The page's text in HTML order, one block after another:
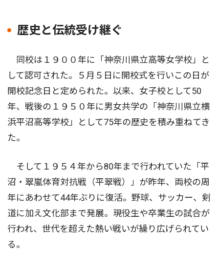
歴史と伝統受け継ぐ
同校は１９００年に「神奈川県立高等女学校」と
して認可された。５月５日に開校式を行いこの日が
開校記念日と定められた。以来、女子校として50
年、戦後の１９５０年に男女共学の「神奈川県立横
浜平沼高等学校」として75年の歴史を積み重ねてき
た。
そして１９５４年から80年まで行われていた「平
沼・翠嵐体育対抗戦（平翠戦）」が昨年、両校の周
年にあわせて44年ぶりに復活。野球、サッカー、剣
道に加え文化部まで発展。現役生や卒業生の試合が
行われ、世代を超えた熱い戦いが繰り広げられてい
る。